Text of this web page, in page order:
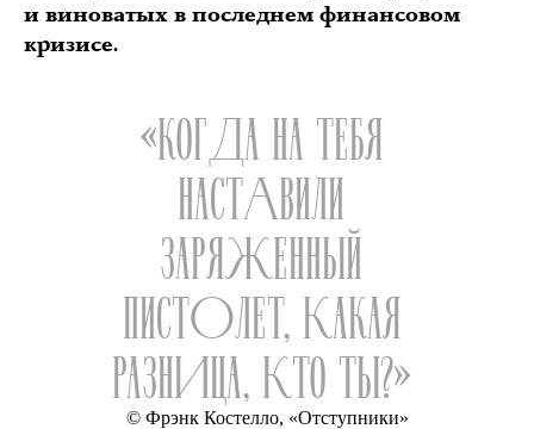
и виноватых в последнем финансовом
кризисе.
«КОГДА НА ТЕБЯ
НАСТАВИЛИ
ЗАРЯЖЕННЫЙ
ПИСТОЛЕТ, КАКАЯ
РАЗНИЦА, КТО ТЫ?»
© Фрэнк Костелло, «Отступники»